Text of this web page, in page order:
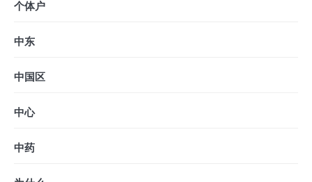
个体户
中东
中国区
中心
中药